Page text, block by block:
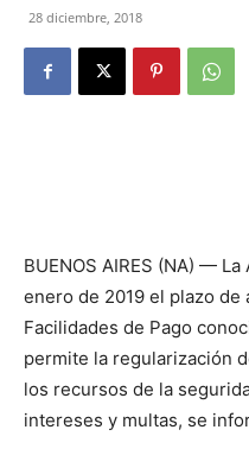
28 diciembre, 2018
BUENOS AIRES (NA) —
enero de 2019 el plazo de
Facilidades de Pago
permite la regularización
los recursos de la
intereses y multas, se